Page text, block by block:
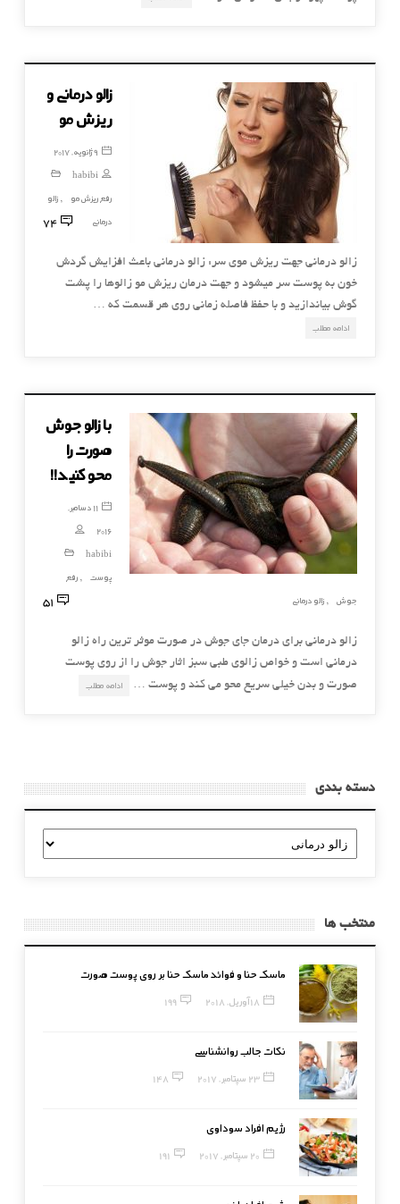
زالو درمانی و
ریزش مو
9 ژانویه, 2017
habibi
رفع ریزش مو
, زالو
درمانی
74
زالو درمانی جهت ریزش موی سر: زالو درمانی باعث افزایش گردش
خون به پوست سر میشود و جهت درمان ریزش مو زالوها را پشت
گوش بیاندازید و با حفظ فاصله زمانى روى هر قسمت که …
ادامه مطلب
با زالو جوش
صورت را
محو کنید!!
11 دسامبر,
2016
habibi
پوست
, رفع
جوش
, زالو درمانی 51
زالو درمانی برای درمان جای جوش در صورت موثر ترین راه زالو
درمانی است و خواص زالوی طبی سبز اثار جوش را از روی پوست
صورت و بدن خیلی سریع محو می کند و پوست …
ادامه مطلب
دسته بندی
دسته
بندی
منتخب ها
ماسک حنا و فوائد ماسک حنا بر روی پوست صورت
18 آوریل, 2018 199
نکات جالب روانشناسی
23 سپتامبر, 2017 148
رژیم افراد سوداوی
20 سپتامبر, 2017 191